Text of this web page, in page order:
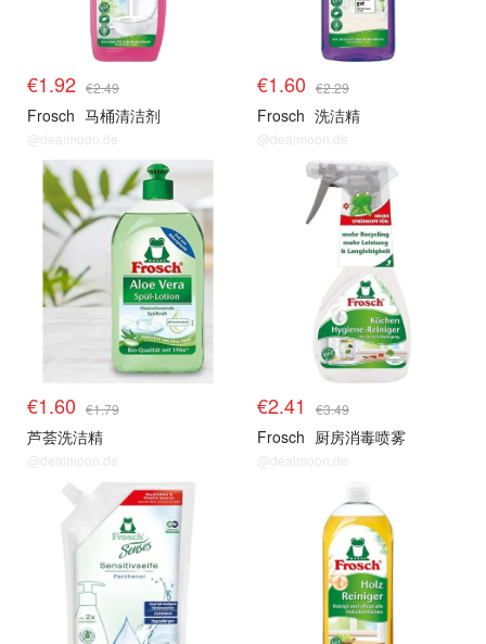
€1.92 €2.49
Frosch 马桶清洁剂
@dealmoon.de
€1.60 €2.29
Frosch 洗洁精
@dealmoon.de
€1.60 €1.79
芦荟洗洁精
@dealmoon.de
€2.41 €3.49
Frosch 厨房消毒喷雾
@dealmoon.de